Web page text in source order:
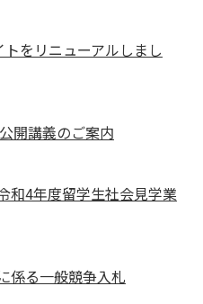
をリニューアルしまし
開講義のご案内
和4年度留学生社会見学業
係る一般競争入札